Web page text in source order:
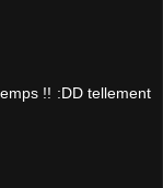
!! :DD tellement